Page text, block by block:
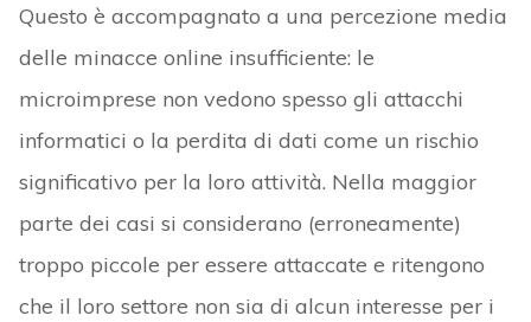
Questo è accompagnato a una percezione media
delle minacce online insufficiente: le
microimprese non vedono spesso gli attacchi
informatici o la perdita di dati come un rischio
significativo per la loro attività. Nella maggior
parte dei casi si considerano (erroneamente)
troppo piccole per essere attaccate e ritengono
che il loro settore non sia di alcun interesse per i